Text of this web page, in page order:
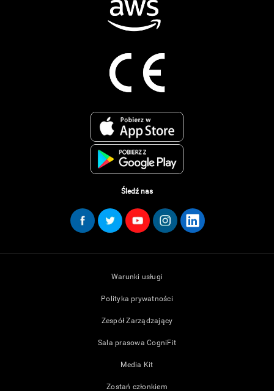
Śledź nas
Warunki usługi
Polityka prywatności
Zespół Zarządzający
Sala prasowa CogniFit
Media Kit
Zostań członkiem